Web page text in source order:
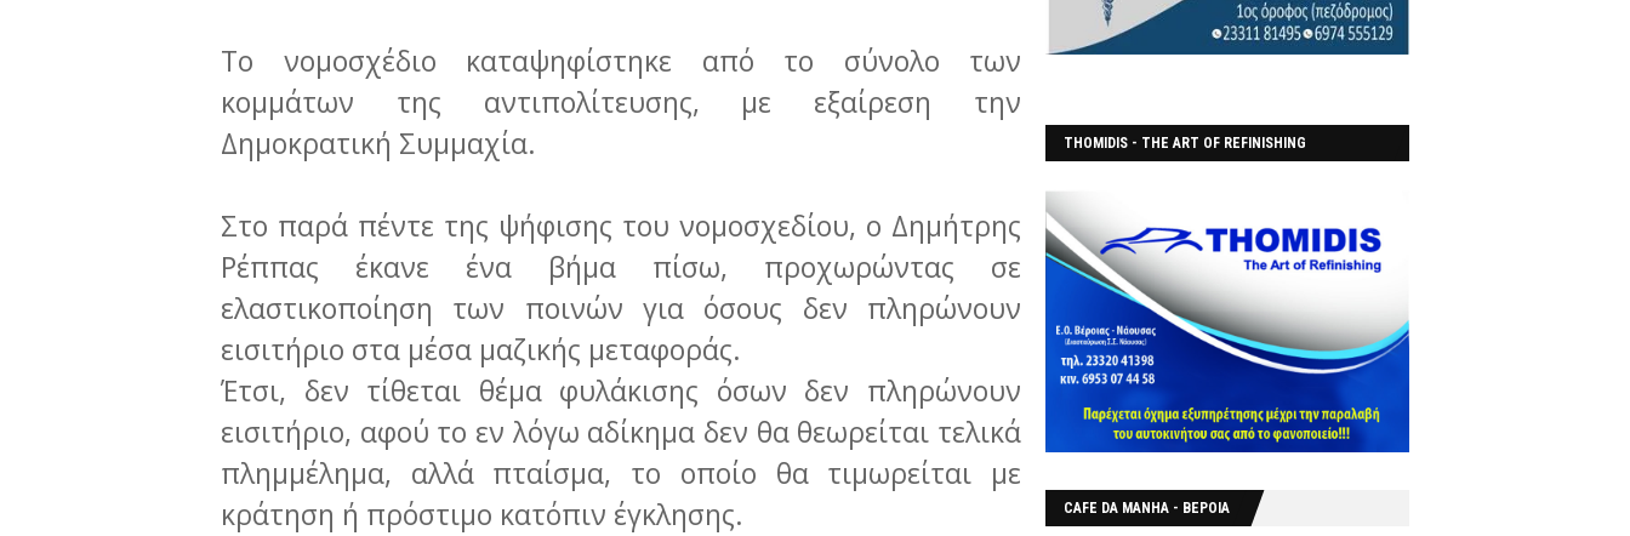
Το νομοσχέδιο καταψηφίστηκε από το σύνολο των
κομμάτων της αντιπολίτευσης, με εξαίρεση την
Δημοκρατική Συμμαχία.
Στο παρά πέντε της ψήφισης του νομοσχεδίου, ο Δημήτρης
Ρέππας έκανε ένα βήμα πίσω, προχωρώντας σε
ελαστικοποίηση των ποινών για όσους δεν πληρώνουν
εισιτήριο στα μέσα μαζικής μεταφοράς.
Έτσι, δεν τίθεται θέμα φυλάκισης όσων δεν πληρώνουν
εισιτήριο, αφού το εν λόγω αδίκημα δεν θα θεωρείται τελικά
πλημμέλημα, αλλά πταίσμα, το οποίο θα τιμωρείται με
κράτηση ή πρόστιμο κατόπιν έγκλησης.
THOMIDIS - THE ART OF REFINISHING
CAFE DA MANHA - ΒΕΡΟΙΑ